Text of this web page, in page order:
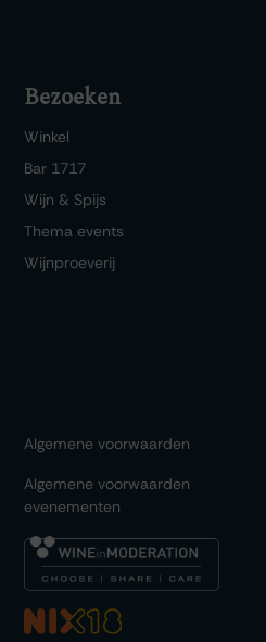
Bezoeken
Winkel
Bar 1717
Wijn & Spijs
Thema events
Wijnproeverij
Algemene voorwaarden
Algemene voorwaarden
evenementen